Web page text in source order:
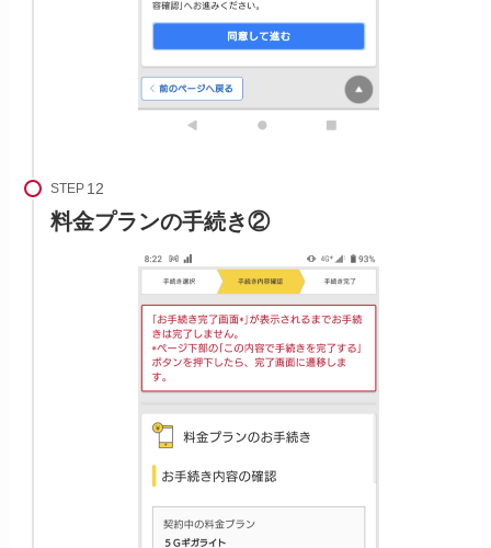
STEP
料金プランの手続き②